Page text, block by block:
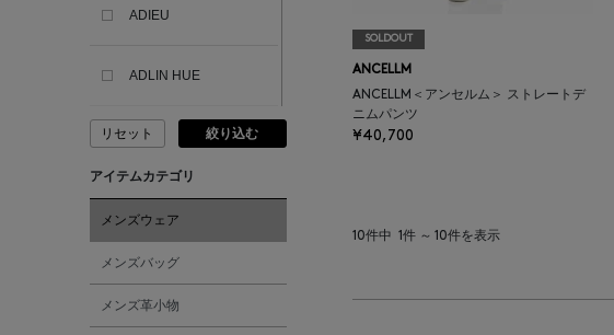
ADIEU
ADLIN HUE
ADVISORY BOARD
AESOP
リセット 絞り込む
アイテムカテゴリ
メンズウェア
メンズバッグ
メンズ革小物
SOLDOUT
ANCELLM
ANCELLM＜アンセルム＞ ストレートデ
ニムパンツ
¥40,700
10件中 1件 ～ 10件を表示